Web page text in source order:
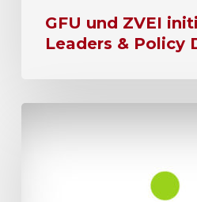
GFU und ZVEI
Leaders & Policy